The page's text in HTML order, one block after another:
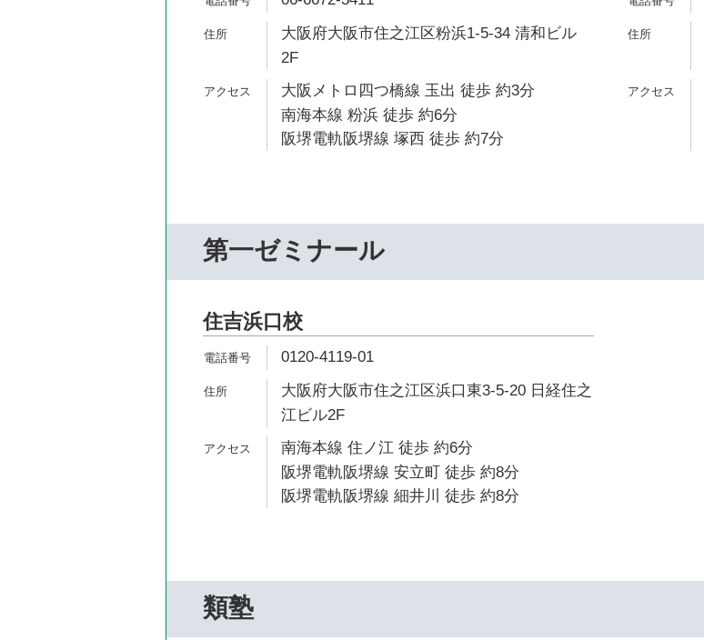
大阪府大阪市住之江区粉浜1-5-34 清和ビル
2F
大阪メトロ四つ橋線 玉出 徒歩 約3分
南海本線 粉浜 徒歩 約6分
阪堺電軌阪堺線 塚西 徒歩 約7分
第一ゼミナール
住吉浜口校
0120-4119-01
大阪府大阪市住之江区浜口東3-5-20 日経住之
江ビル2F
南海本線 住ノ江 徒歩 約6分
阪堺電軌阪堺線 安立町 徒歩 約8分
阪堺電軌阪堺線 細井川 徒歩 約8分
類塾